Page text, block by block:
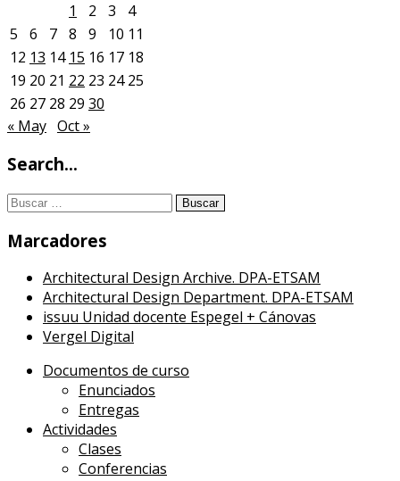
1
2 3
4
5
6 7 8 9 10 11
12 13 14 15 16 17 18
19 20 21 22 23 24 25
26 27 28 29 30
« May Oct »
Search…
Buscar:
Marcadores
Architectural Design Archive. DPA-ETSAM
Architectural Design Department. DPA-ETSAM
issuu Unidad docente Espegel + Cánovas
Vergel Digital
Documentos de curso
Enunciados
Entregas
Actividades
Clases
Conferencias